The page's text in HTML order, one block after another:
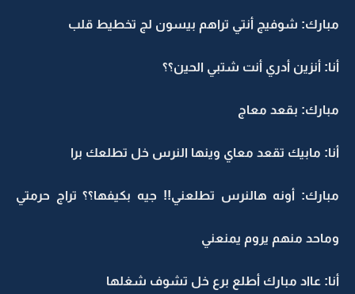
مبارك: شوفيج أنتي تراهم بيسون لج تخطيط قلب
أنا: أنزين أدري أنت شتبي الحين؟؟
مبارك: بقعد معاج
أنا: مابيك تقعد معاي وينها النرس خل تطلعك برا
مبارك: أونه هالنرس تطلعني!! جيه بكيفها؟؟ تراج حرمتي
وماحد منهم يروم يمنعني
أنا: عااد مبارك أطلع برع خل تشوف شغلها